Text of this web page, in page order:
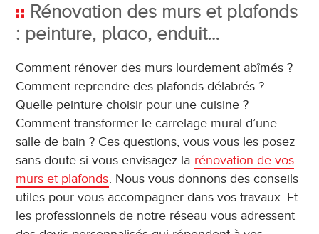
Rénovation des murs et plafonds
: peinture, placo, enduit…
Comment rénover des murs lourdement abîmés ?
Comment reprendre des plafonds délabrés ?
Quelle peinture choisir pour une cuisine ?
Comment transformer le carrelage mural d’une
salle de bain ? Ces questions, vous vous les posez
sans doute si vous envisagez la rénovation de vos
murs et plafonds. Nous vous donnons des conseils
utiles pour vous accompagner dans vos travaux. Et
les professionnels de notre réseau vous adressent